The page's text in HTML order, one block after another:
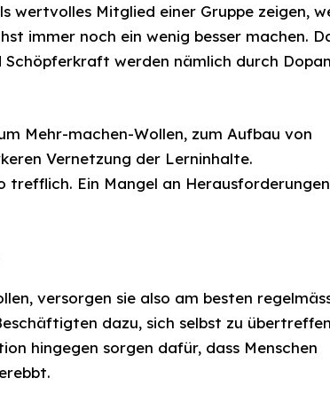
wertvolles Mitglied einer Gruppe zeigen,
immer noch ein wenig besser machen.
werden nämlich durch
Mehr-machen-Wollen, zum Aufbau von
Vernetzung der Lerninhalte.
trefflich. Ein Mangel an Herausforderungen
versorgen sie also am besten
dazu, sich selbst zu
hingegen sorgen dafür, dass Menschen